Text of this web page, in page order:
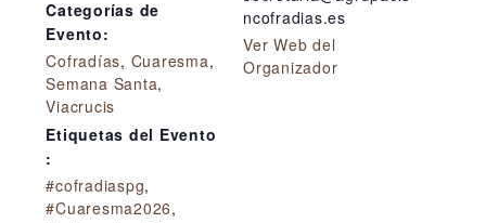
Categorías de
Evento:
Cofradías, Cuaresma,
Semana Santa,
Viacrucis
Etiquetas del Evento
:
#cofradiaspg,
#Cuaresma2026,
ncofradias.es
Ver Web del
Organizador